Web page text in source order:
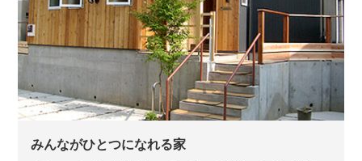
みんながひとつになれる家